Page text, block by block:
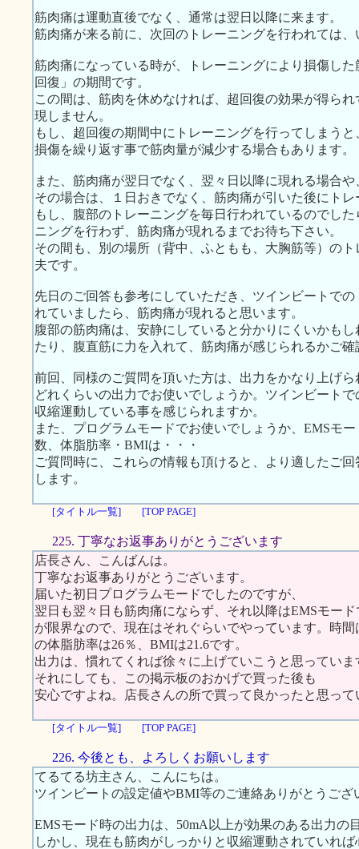
筋肉痛は運動直後でなく、通常は翌日以降に来ます。
筋肉痛が来る前に、次回のトレーニングを行われては
筋肉痛になっている時が、トレーニングにより損傷し
回復」の期間です。
この間は、筋肉を休めなければ、超回復の効果が得ら
現しません。
もし、超回復の期間中にトレーニングを行ってしまう
損傷を繰り返す事で筋肉量が減少する場合もあります。
また、筋肉痛が翌日でなく、翌々日以降に現れる場合
その場合は、１日おきでなく、筋肉痛が引いた後にト
もし、腹部のトレーニングを毎日行われているのでし
ニングを行わず、筋肉痛が現れるまでお待ち下さい。
その間も、別の場所（背中、ふともも、大胸筋等）の
夫です。
先日のご回答も参考にしていただき、ツインビートで
れていましたら、筋肉痛が現れると思います。
腹部の筋肉痛は、安静にしていると分かりにくいかも
たり、腹直筋に力を入れて、筋肉痛が感じられるかご確
前回、同様のご質問を頂いた方は、出力をかなり上げ
どれくらいの出力でお使いでしょうか。ツインビート
収縮運動している事を感じられますか。
また、プログラムモードでお使いでしょうか、EMSモ
数、体脂肪率・BMIは・・・
ご質問時に、これらの情報も頂けると、より適したご
します。
[タイトル一覧] [TOP PAGE]
225. 丁寧なお返事ありがとうございます
店長さん、こんばんは。
丁寧なお返事ありがとうございます。
届いた初日プログラムモードでしたのですが、
翌日も翌々日も筋肉痛にならず、それ以降はEMSモー
が限界なので、現在はそれぐらいでやっています。時
の体脂肪率は26％、BMIは21.6です。
出力は、慣れてくれば徐々に上げていこうと思っていま
それにしても、この掲示板のおかげで買った後も
安心ですよね。店長さんの所で買って良かったと思っ
[タイトル一覧] [TOP PAGE]
226. 今後とも、よろしくお願いします
てるてる坊主さん、こんにちは。
ツインビートの設定値やBMI等のご連絡ありがとうござ
EMSモード時の出力は、50mA以上が効果のある出力の
しかし、現在も筋肉がしっかりと収縮運動されていれ